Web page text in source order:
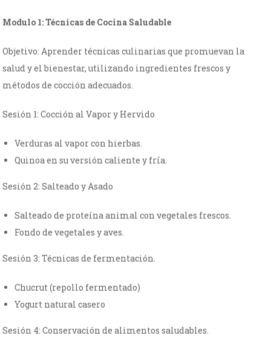
Modulo 1: Técnicas de Cocina Saludable
Objetivo: Aprender técnicas culinarias que promuevan la
salud y el bienestar, utilizando ingredientes frescos y
métodos de cocción adecuados.
Sesión 1: Cocción al Vapor y Hervido
Verduras al vapor con hierbas.
Quinoa en su versión caliente y fría.
Sesión 2: Salteado y Asado
Salteado de proteína animal con vegetales frescos.
Fondo de vegetales y aves.
Sesión 3: Técnicas de fermentación.
Chucrut (repollo fermentado)
Yogurt natural casero
Sesión 4: Conservación de alimentos saludables.